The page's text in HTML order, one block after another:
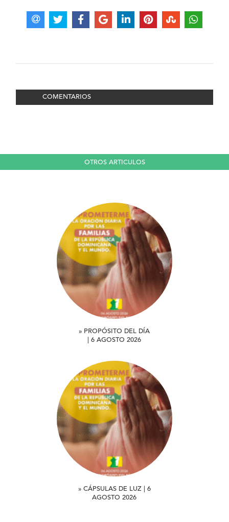
COMENTARIOS
OTROS ARTICULOS
» PROPÓSITO DEL DÍA
| 6 AGOSTO 2026
» CÁPSULAS DE LUZ | 6
AGOSTO 2026